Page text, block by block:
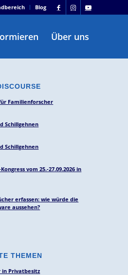
Blog
Über uns
Familienforscher
Schillgehnen
Schillgehnen
vom 25.-27.09.2026 in
erfassen: wie würde die
aussehen?
THEMEN
in Privatbesitz